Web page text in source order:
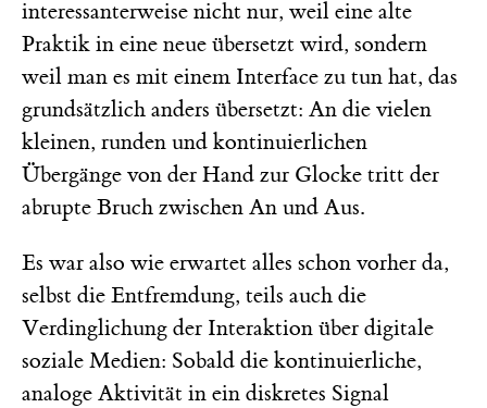
interessanterweise nicht nur, weil eine alte
Praktik in eine neue übersetzt wird, sondern
weil man es mit einem Interface zu tun hat, das
grundsätzlich anders übersetzt: An die vielen
kleinen, runden und kontinuierlichen
Übergänge von der Hand zur Glocke tritt der
abrupte Bruch zwischen An und Aus.
Es war also wie erwartet alles schon vorher da,
selbst die Entfremdung, teils auch die
Verdinglichung der Interaktion über digitale
soziale Medien: Sobald die kontinuierliche,
analoge Aktivität in ein diskretes Signal